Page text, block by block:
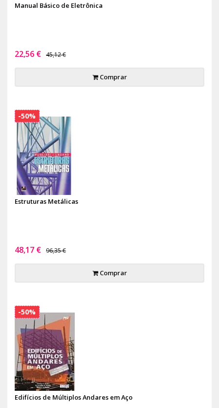
Manual Básico de Eletrônica
22,56 € 45,12 €
Comprar
Estruturas Metálicas
48,17 € 96,35 €
Comprar
-50%
Edifícios de Múltiplos Andares em Aço
-50%